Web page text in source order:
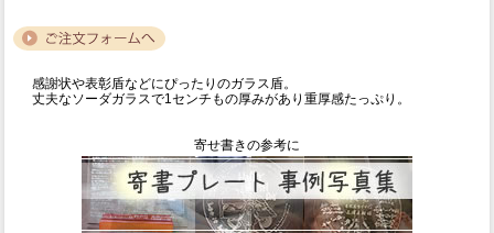
感謝状や表彰盾などにぴったりのガラス盾。
丈夫なソーダガラスで1センチもの厚みがあり重厚感たっぷり。
寄せ書きの参考に